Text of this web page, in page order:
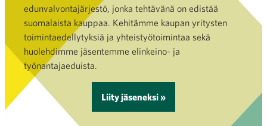
edunvalvontajärjestö, jonka tehtävänä on edistää
suomalaista kauppaa. Kehitämme kaupan yritysten
toimintaedellytyksiä ja yhteistyötoimintaa sekä
huolehdimme jäsentemme elinkeino- ja
työnantajaeduista.
Liity jäseneksi »